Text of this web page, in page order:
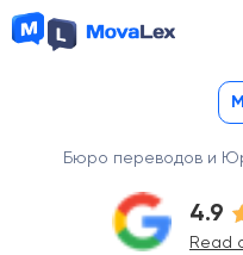
Бюро переводов и
4.9
Read